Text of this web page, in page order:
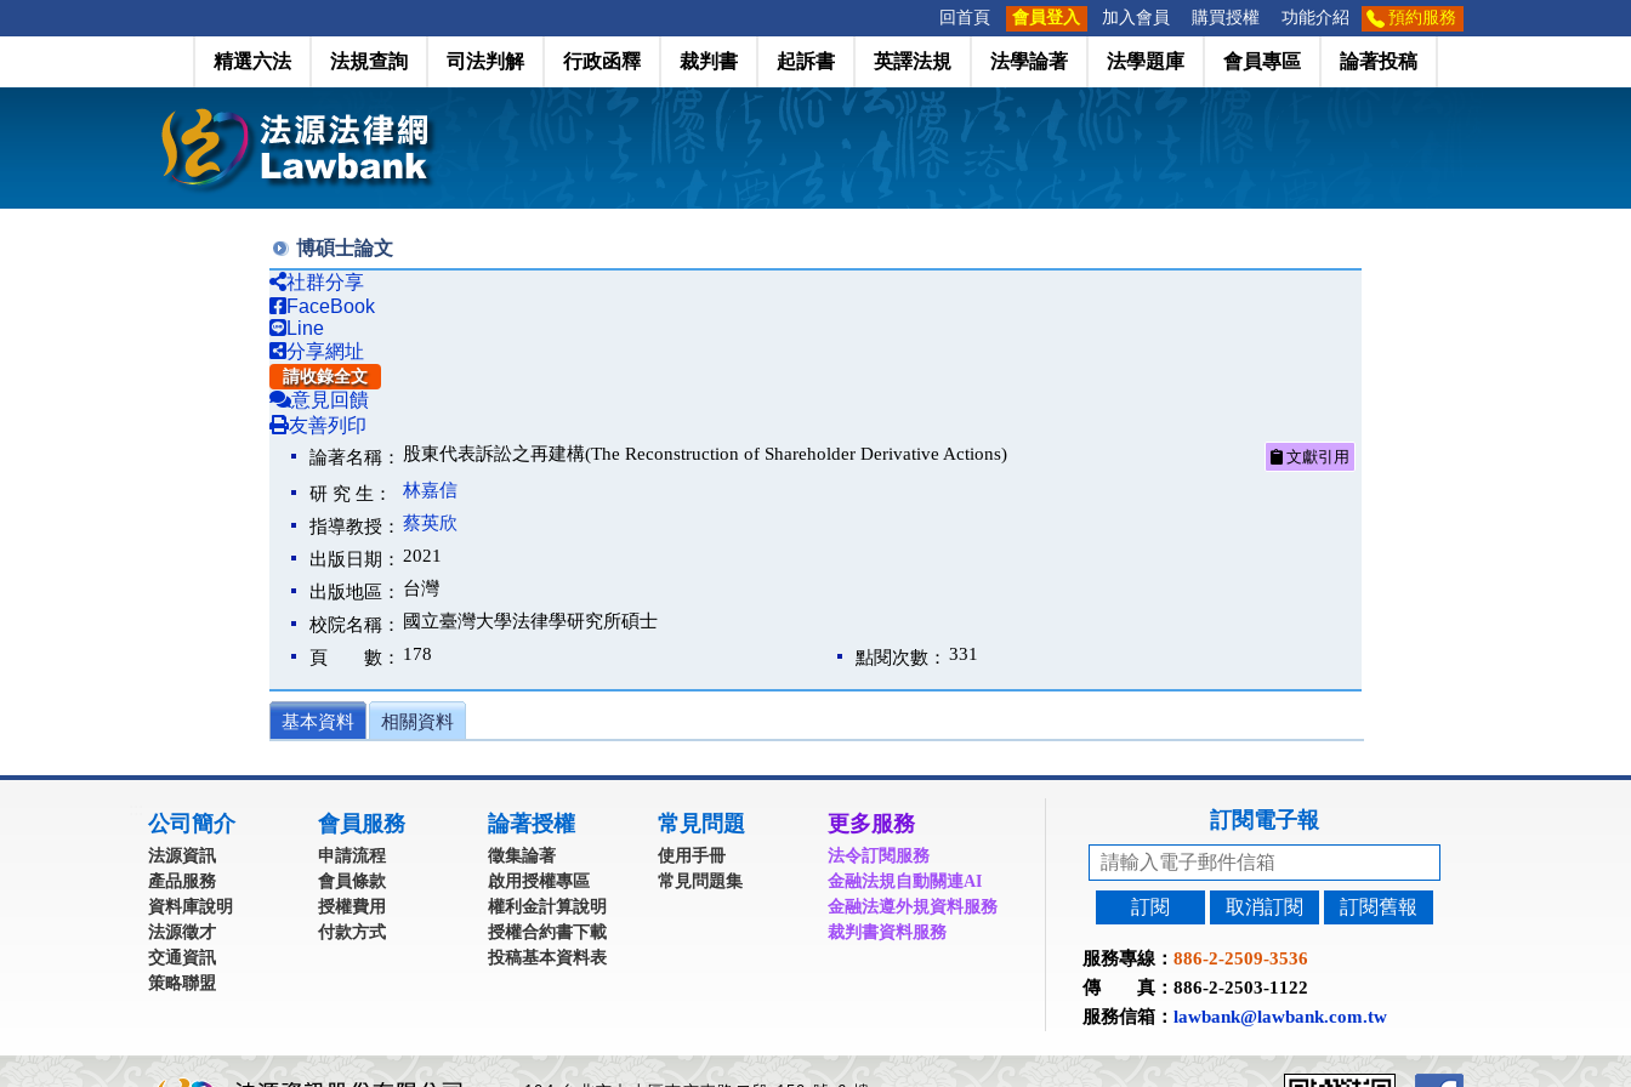
回首頁 會員登入 加入會員 購買授權 功能介紹 預約服務
精選六法 法規查詢 司法判解 行政函釋 裁判書 起訴書 英譯法規 法學論著 法學題庫 會員專區 論著投稿
博碩士論文
社群分享
FaceBook
Line
分享網址
請收錄全文
意見回饋
友善列印
論著名稱： 股東代表訴訟之再建構(The Reconstruction of Shareholder Derivative Actions) 文獻引用
研 究 生：
林嘉信
指導教授： 蔡英欣
出版日期： 2021
出版地區： 台灣
校院名稱：
國立臺灣大學法律學研究所碩士
頁 數： 178 點閱次數： 331
基本資料 相關資料
公司簡介
法源資訊
產品服務
資料庫說明
法源徵才
交通資訊
策略聯盟
會員服務
申請流程
會員條款
授權費用
付款方式
論著授權
徵集論著
啟用授權專區
權利金計算說明
授權合約書下載
投稿基本資料表
常見問題
使用手冊
常見問題集
更多服務
法令訂閱服務
金融法規自動關連AI
金融法遵外規資料服務
裁判書資料服務
訂閱電子報
訂閱 取消訂閱 訂閱舊報
服務專線： 886-2-2509-3536
傳 真：886-2-2503-1122
服務信箱： lawbank@lawbank.com.tw